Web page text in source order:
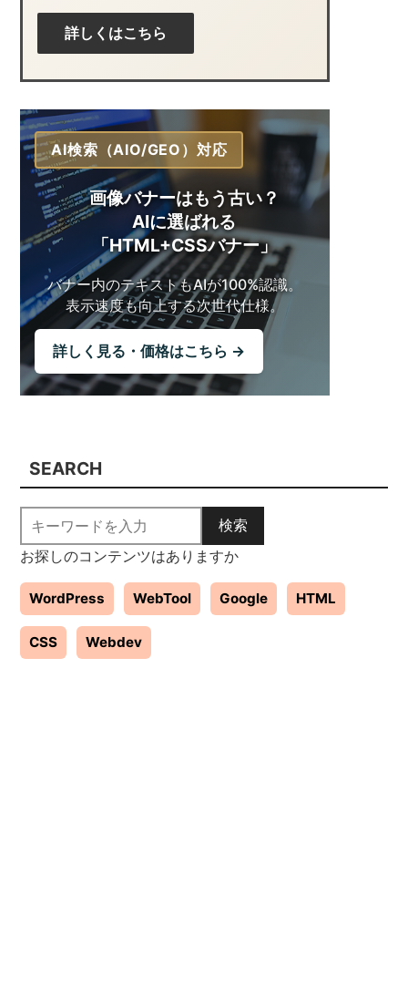
詳しくはこちら
AI検索（AIO/GEO）対応
画像バナーはもう古い？
AIに選ばれる
「HTML+CSSバナー」
バナー内のテキストもAIが100%認識。
表示速度も向上する次世代仕様。
詳しく見る・価格はこちら →
SEARCH
検索
お探しのコンテンツはありますか
WordPress WebTool Google HTML
CSS Webdev